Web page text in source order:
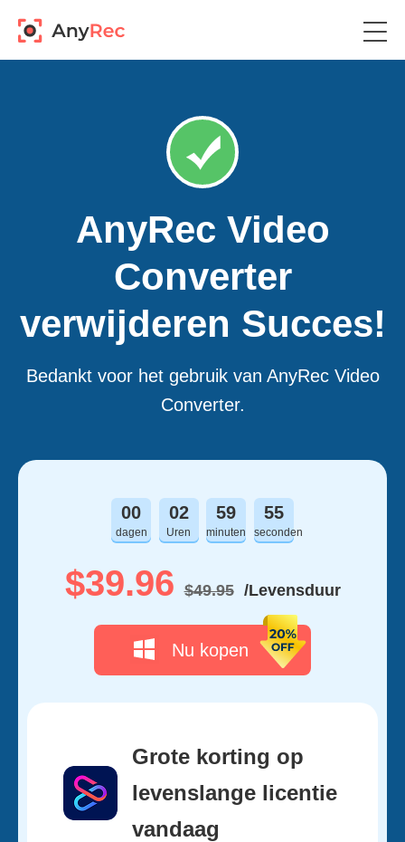
AnyRec Video
Converter
verwijderen Succes!
Bedankt voor het gebruik van AnyRec Video
Converter.
Grote korting op
levenslange licentie
vandaag
00
dagen
02
Uren
59
minuten
55
seconden
$39.96$49.95 /Levensduur
Nu kopen